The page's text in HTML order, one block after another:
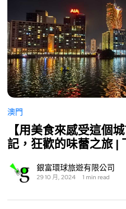
澳門
【用美食來感受這個
記，狂歡的味蕾之旅 |
銀富環球旅遊有限公司
29 10 月, 2024 1 min read